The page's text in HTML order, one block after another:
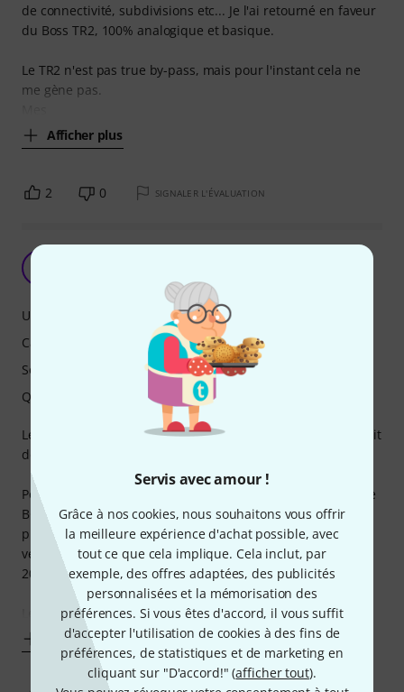
Servis avec amour !
Grâce à nos cookies, nous souhaitons vous offrir
la meilleure expérience d'achat possible, avec
tout ce que cela implique. Cela inclut, par
exemple, des offres adaptées, des publicités
personnalisées et la mémorisation des
préférences. Si vous êtes d'accord, il vous suffit
d'accepter l'utilisation de cookies à des fins de
préférences, de statistiques et de marketing en
cliquant sur "D'accord!" (afficher tout).
de connectivité, subdivisions etc... Je l'ai retourné en faveur
du Boss TR2, 100% analogique et basique.
Le TR2 n'est pas true by-pass, mais pour l'instant cela ne
me gène pas.
Afficher plus
2 0 SIGNALER L'ÉVALUATION
Grm 26.11.2012
Le tremolo a toujours été un effet qui me faisait rêver il était
donc temps que j'en fasse l'acquisition....
Pour cette pédale comme la majorité des autres de la firme
BOSS, la qualité de fabrication et qualité sonore est bien
plus que correct pour un prix qui reste raisonnable. (on
verra plus tard pour les fulltone ou MOOG à plus de
200€....)
Afficher plus
Utilisation
Caractéristiques
Son
Qualité de fabrication